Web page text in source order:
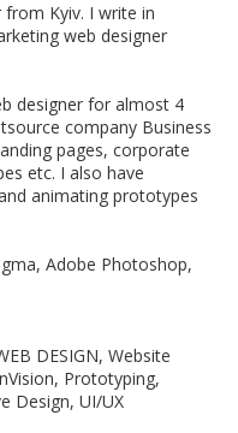
from Kyiv. I write in
web designer
designer for almost 4
company Business
pages, corporate
etc. I also have
animating prototypes
Adobe Photoshop,
DESIGN, Website
Prototyping,
Design, UI/UX